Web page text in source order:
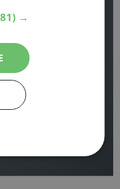
→